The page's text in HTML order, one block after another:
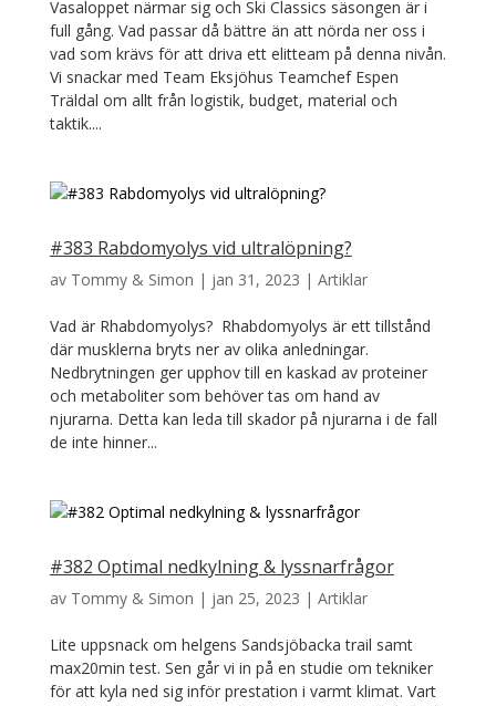
Vasaloppet närmar sig och Ski Classics säsongen är i
full gång. Vad passar då bättre än att nörda ner oss i
vad som krävs för att driva ett elitteam på denna nivån.
Vi snackar med Team Eksjöhus Teamchef Espen
Träldal om allt från logistik, budget, material och
taktik....
#383 Rabdomyolys vid ultralöpning?
av Tommy & Simon | jan 31, 2023 | Artiklar
Vad är Rhabdomyolys? Rhabdomyolys är ett tillstånd
där musklerna bryts ner av olika anledningar.
Nedbrytningen ger upphov till en kaskad av proteiner
och metaboliter som behöver tas om hand av
njurarna. Detta kan leda till skador på njurarna i de fall
de inte hinner...
#382 Optimal nedkylning & lyssnarfrågor
av Tommy & Simon | jan 25, 2023 | Artiklar
Lite uppsnack om helgens Sandsjöbacka trail samt
max20min test. Sen går vi in på en studie om tekniker
för att kyla ned sig inför prestation i varmt klimat. Vart